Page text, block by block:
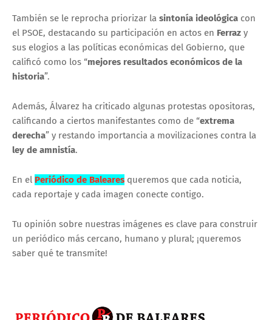
También se le reprocha priorizar la sintonía ideológica con
el PSOE, destacando su participación en actos en Ferraz y
sus elogios a las políticas económicas del Gobierno, que
calificó como los “mejores resultados económicos de la
historia”.
Además, Álvarez ha criticado algunas protestas opositoras,
calificando a ciertos manifestantes como de “extrema
derecha” y restando importancia a movilizaciones contra la
ley de amnistía.
En el Periódico de Baleares queremos que cada noticia,
cada reportaje y cada imagen conecte contigo.
Tu opinión sobre nuestras imágenes es clave para construir
un periódico más cercano, humano y plural; ¡queremos
saber qué te transmite!